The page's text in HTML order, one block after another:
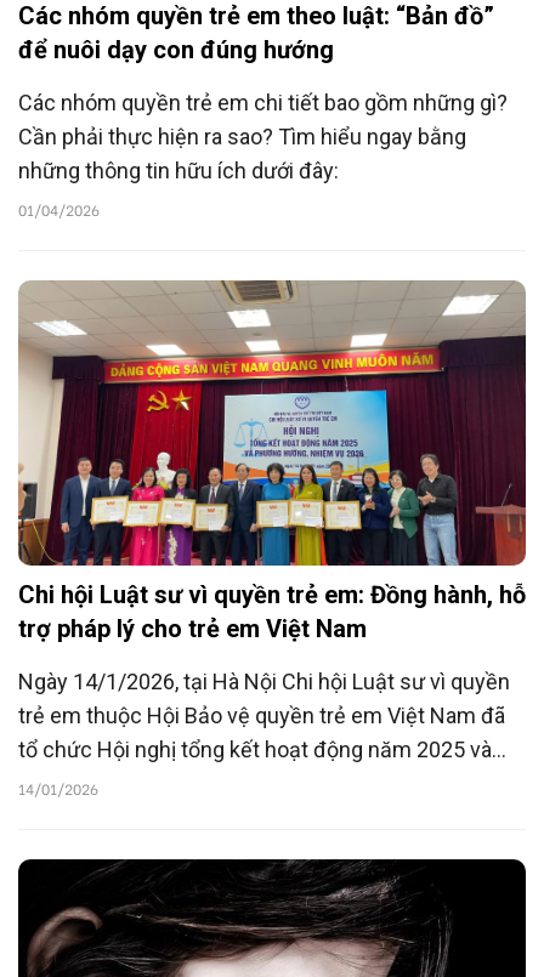
Các nhóm quyền trẻ em theo luật: “Bản đồ”
để nuôi dạy con đúng hướng
Các nhóm quyền trẻ em chi tiết bao gồm những gì?
Cần phải thực hiện ra sao? Tìm hiểu ngay bằng
những thông tin hữu ích dưới đây:
01/04/2026
Chi hội Luật sư vì quyền trẻ em: Đồng hành, hỗ
trợ pháp lý cho trẻ em Việt Nam
Ngày 14/1/2026, tại Hà Nội Chi hội Luật sư vì quyền
trẻ em thuộc Hội Bảo vệ quyền trẻ em Việt Nam đã
tổ chức Hội nghị tổng kết hoạt động năm 2025 và
phương hướng nhiệm vụ năm 2026.
14/01/2026